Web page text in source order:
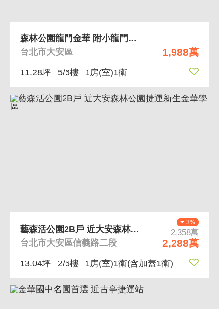
1,988萬
森林公園龍門金華 附小龍門金華學區預售即將交屋
台北市大安區
11.28坪 5/6樓 1房(室)1衛
3%
2,358萬
2,288萬
藝森活公園2B戶 近大安森林公園捷運新生金華學區
台北市大安區信義路二段
13.04坪 2/6樓 1房(室)1衛(含加蓋1衛)